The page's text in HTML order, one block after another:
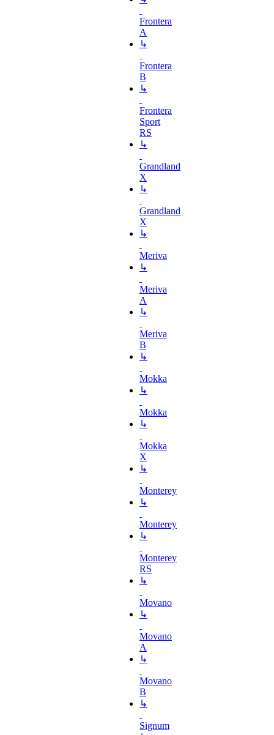
Frontera
A
↳
Frontera
B
↳
Frontera
Sport
RS
↳
Grandland
X
↳
Grandland
X
↳
Meriva
↳
Meriva
A
↳
Meriva
B
↳
Mokka
↳
Mokka
↳
Mokka
X
↳
Monterey
↳
Monterey
↳
Monterey
RS
↳
Movano
↳
Movano
A
↳
Movano
B
↳
Signum